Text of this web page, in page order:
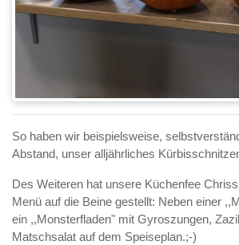
So haben wir beispielsweise,
Abstand, unser alljährliches
Des Weiteren hat unsere Küchenfee
Menü auf die Beine gestellt: Neben einer
ein ,,Monsterfladen" mit Gyroszungen,
Matschsalat auf dem Speiseplan.;-)